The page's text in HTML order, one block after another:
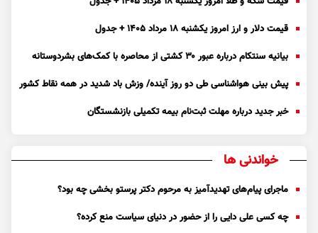
قیمت دلار و ارز امروز یکشنبه ۱۸ مرداد ۱۴۰۵ + جدول
بیانیه سنتکام درباره عبور ۳۰ کشتی از محاصره با کمک‌های بشردوستانه
پیش بینی هواشناسی طی دو روز آینده/ وزش باد شدید در همه نقاط کشور
خبر جدید درباره مهلت ثبت‌نام بیمه تکمیلی بازنشستگان
خواندنی ها
ماجرای پیام‌های تهدیدآمیز به مرحوم دکتر پرستو بخشی چه بود؟
چه کسی علی دایی را از حضور در دنیای سیاست منع کرده؟